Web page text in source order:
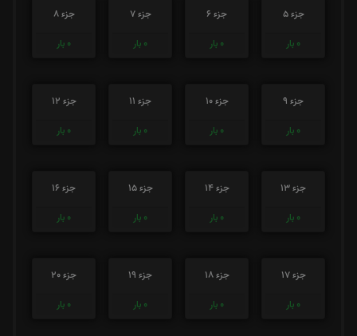
جزء 5
0 بار
جزء 6
0 بار
جزء 7
0 بار
جزء 8
0 بار
جزء 9
0 بار
جزء 10
0 بار
جزء 11
0 بار
جزء 12
0 بار
جزء 13
0 بار
جزء 14
0 بار
جزء 15
0 بار
جزء 16
0 بار
جزء 17
0 بار
جزء 18
0 بار
جزء 19
0 بار
جزء 20
0 بار